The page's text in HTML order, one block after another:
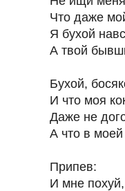
Что даже
Я бухой
А твой
Бухой,
И что моя
Даже не
А что в моей
Припев:
И мне